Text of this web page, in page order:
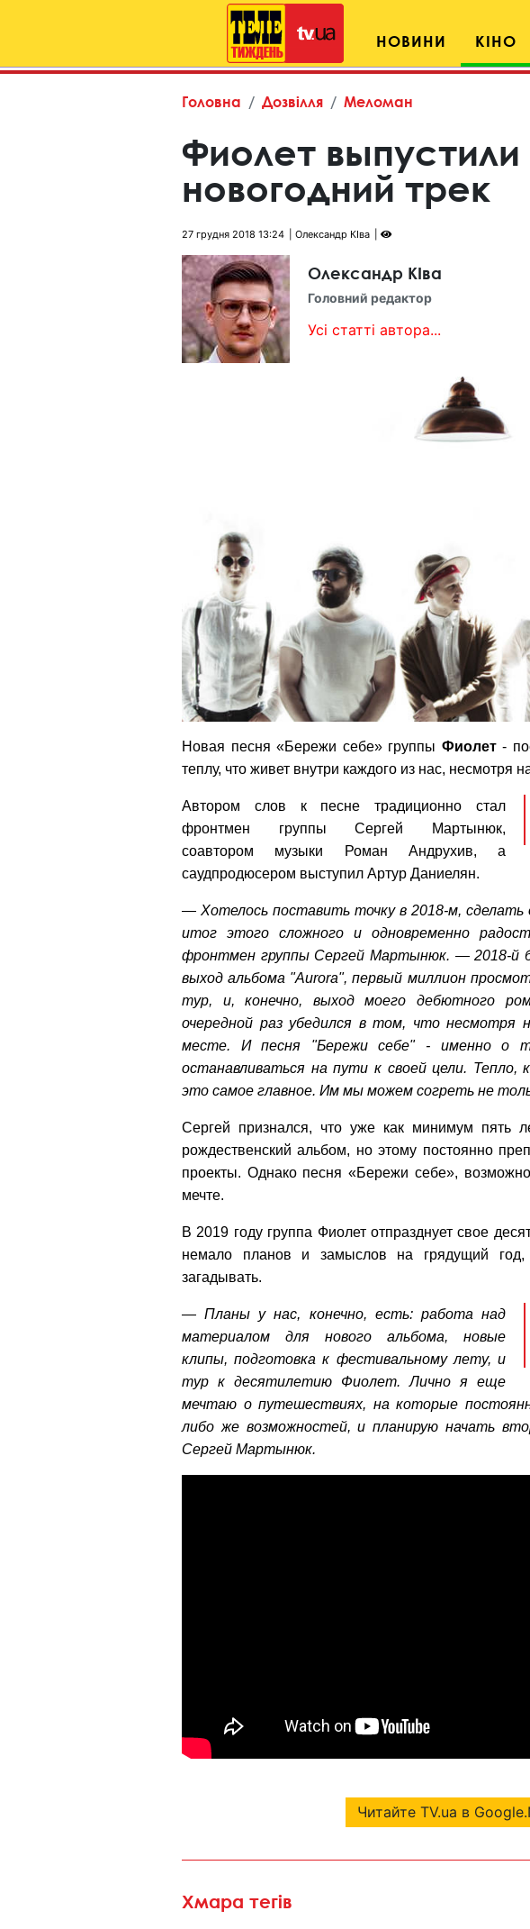
НОВИНИ КІНО
Головна Дозвілля Меломан
Фиолет выпустили
новогодний трек
27 грудня 2018 13:24 Олександр КІва
Олександр КІва
Головний редактор
Усі статті автора...
Новая песня «Бережи себе» группы Фиолет-
теплу, что живет внутри каждого из нас, несмотря
Автором слов к песне традиционно стал
фронтмен группы Сергей Мартынюк,
соавтором музыки Роман Андрухив, а
саудпродюсером выступил Артур Даниелян.
— Хотелось поставить точку в 2018-м, сделать
итог этого сложного и одновременно
фронтмен группы Сергей Мартынюк. — 2018-й
выход альбома "Aurora", первый миллион
тур, и, конечно, выход моего дебютного
очередной раз убедился в том, что несмотря
месте. И песня "Бережи себе" - именно о
останавливаться на пути к своей цели.
это самое главное. Им мы можем согреть не
Сергей признался, что уже как минимум пять
рождественский альбом, но этому постоянно
проекты. Однако песня «Бережи себе»,
мечте.
В 2019 году группа Фиолет отпразднует свое
немало планов и замыслов на грядущий год,
загадывать.
— Планы у нас, конечно, есть: работа над
материалом для нового альбома, новые
клипы, подготовка к фестивальному лету, и
тур к десятилетию Фиолет. Лично я еще
мечтаю о путешествиях, на которые
либо же возможностей, и планирую начать
Сергей Мартынюк.
Читайте TV.ua в
Хмара тегів